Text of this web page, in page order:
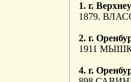
1. г.
1879.
2. г.
1911
4. г.